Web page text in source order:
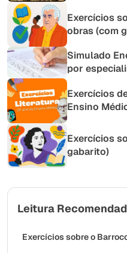
Exercícios
obras (com
Simulado
por
Exercícios
Ensino
Exercícios
gabarito)
Leitura
Exercícios sobre o